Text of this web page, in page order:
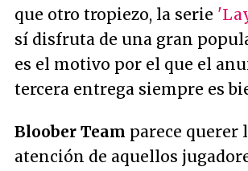
que otro tropiezo, la serie
sí disfruta de una gran
es el motivo por el que el
tercera entrega siempre es
Bloober Team parece querer
atención de aquellos